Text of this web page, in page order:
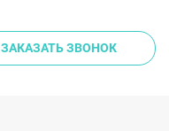
ЗАКАЗАТЬ ЗВОНОК